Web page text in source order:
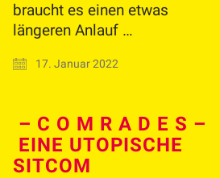
braucht es einen etwas
längeren Anlauf …
17. Januar 2022
– C O M R A D E S –
EINE UTOPISCHE
SITCOM